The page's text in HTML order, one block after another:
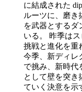
に結成された
ルーツに、磨き
を武器とするダ
いる。 昨季は
挑戦と進化を重
今季、新ディレ
で挑み、新時代
として壁を突き
ていく決意を示